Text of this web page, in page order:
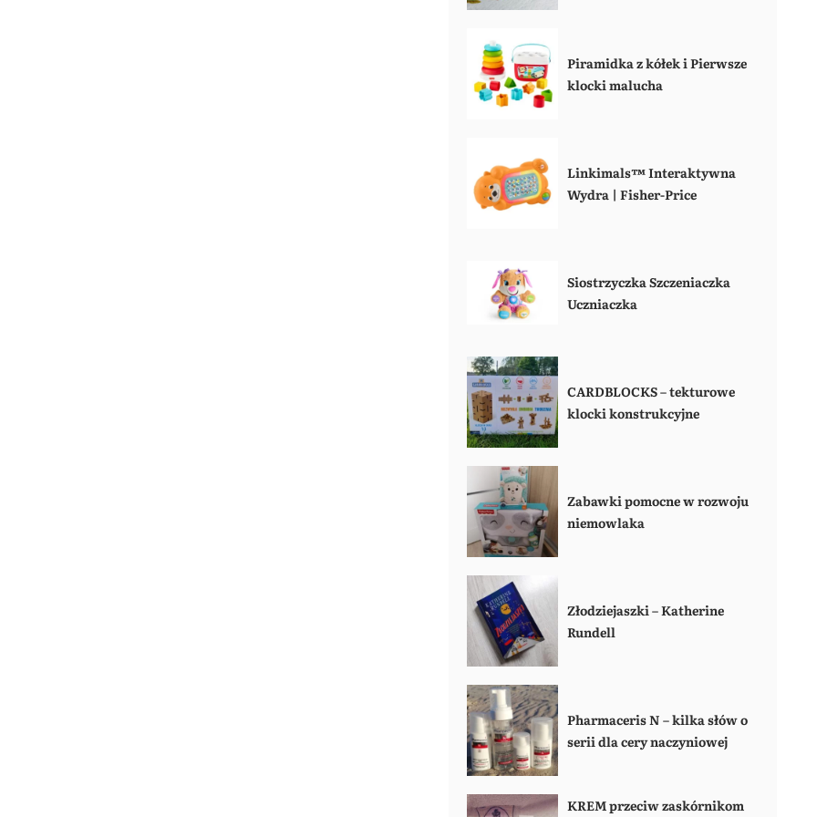
Piramidka z kółek i Pierwsze
klocki malucha
Linkimals™ Interaktywna
Wydra | Fisher-Price
Siostrzyczka Szczeniaczka
Uczniaczka
CARDBLOCKS – tekturowe
klocki konstrukcyjne
Zabawki pomocne w rozwoju
niemowlaka
Złodziejaszki – Katherine
Rundell
Pharmaceris N – kilka słów o
serii dla cery naczyniowej
KREM przeciw zaskórnikom